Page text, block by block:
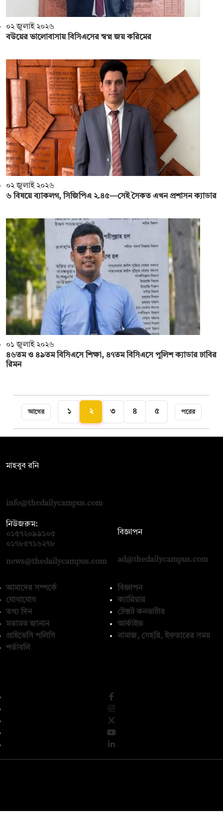
০২ জুলাই ২০২৬
বউয়ের ভালোবাসায় বিসিএসের স্বপ্ন জয় করিমের
০২ জুলাই ২০২৬
৬ বিষয়ে ব্যাকলগ, সিজিপিএ ২.৪৫—সেই সৈকত এখন প্রশাসন ক্যাডার
০১ জুলাই ২০২৬
৪৬তম ও ৪৯তম বিসিএসে শিক্ষা, ৪৭তম বিসিএসে পুলিশ ক্যাডার ঢাবির
রিমন
আগের ১ ২ ৩ ৪ ৫ পরের
মাহবুব রনি
info@thedailycampus.com
নিউজরুম:
০১৫৭২০৯৯১০৫
০১৭৮৫৭১৬২৭৮
news@thedailycampus.com
বিজ্ঞাপন
ad@thedailycampus.com
আমাদের সম্পর্কে
যোগাযোগ
তথ্য দিন
মতামত জানান
প্রাইভেসি পলিসি
শর্তাবলি
বিজ্ঞাপন
ক্যারিয়ার
টেক্সট কনভার্টার
আর্কাইভ
নামাজ, সেহরি, ইফতারের সময়